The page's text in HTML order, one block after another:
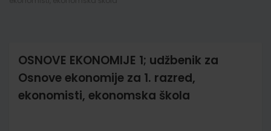
OSNOVE EKONOMIJE 1; udžbenik za
Osnove ekonomije za 1. razred,
ekonomisti, ekonomska škola